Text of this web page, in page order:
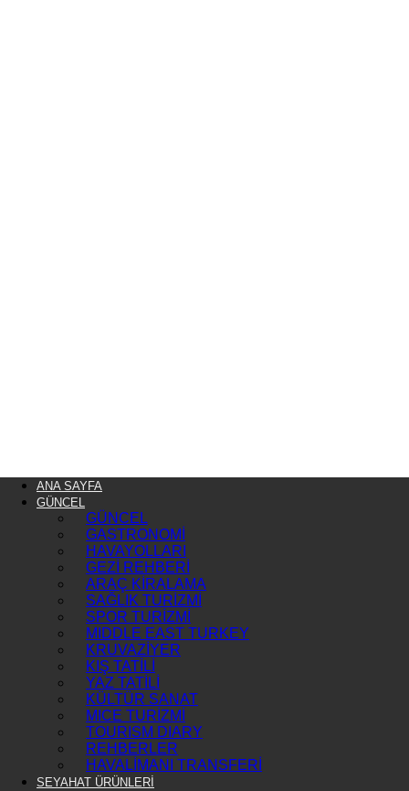
ANA SAYFA
GÜNCEL
GÜNCEL
GASTRONOMİ
HAVAYOLLARI
GEZİ REHBERİ
ARAÇ KİRALAMA
SAĞLIK TURİZMİ
SPOR TURİZMİ
MIDDLE EAST TURKEY
KRUVAZİYER
KIŞ TATİLİ
YAZ TATİLİ
KÜLTÜR SANAT
MICE TURİZMİ
TOURISM DIARY
REHBERLER
HAVALİMANI TRANSFERİ
SEYAHAT ÜRÜNLERİ